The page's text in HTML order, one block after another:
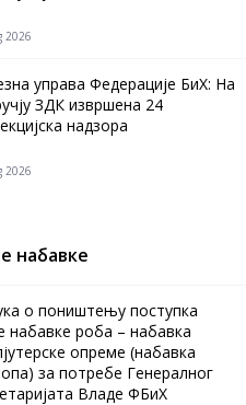
2026
управа Федерације БиХ: На
ЗДК извршена 24
надзора
2026
набавке
о поништењу поступка
набавке роба – набавка
опреме (набавка
за потребе Генералног
Владе ФБиХ